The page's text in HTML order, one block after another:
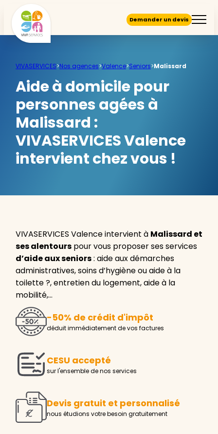
Demander un devis
VIVASERVICES>Nos agences>Valence>Seniors>Malissard
Aide à domicile pour
personnes agées à
Malissard :
VIVASERVICES Valence
intervient chez vous !
VIVASERVICES Valence intervient à Malissard et
ses alentours pour vous proposer ses services
d’aide aux seniors: aide aux démarches
administratives, soins d’hygiène ou aide à la
toilette ?, entretien du logement, aide à la
mobilité,…
-50% de crédit d'impôt
déduit immédiatement de vos factures
CESU accepté
sur l'ensemble de nos services
Devis gratuit et personnalisé
nous étudions votre besoin gratuitement